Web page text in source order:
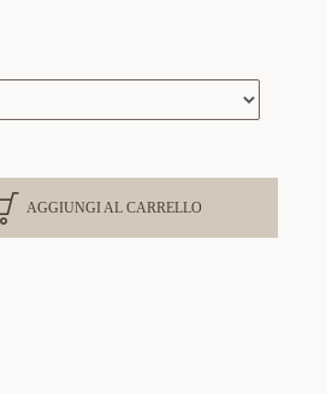
AGGIUNGI AL CARRELLO